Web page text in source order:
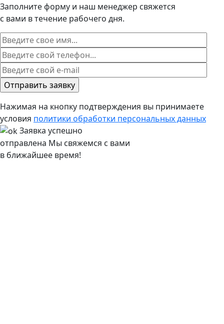
Заполните форму и наш менеджер свяжется
с вами в течение рабочего дня.
Нажимая на кнопку подтверждения вы принимаете
условия политики обработки персональных данных
Заявка успешно
отправлена Мы свяжемся с вами
в ближайшее время!